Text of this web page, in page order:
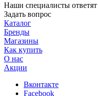
Наши специалисты
Задать вопрос
Каталог
Бренды
Магазины
Как купить
О нас
Акции
Вконтакте
Facebook